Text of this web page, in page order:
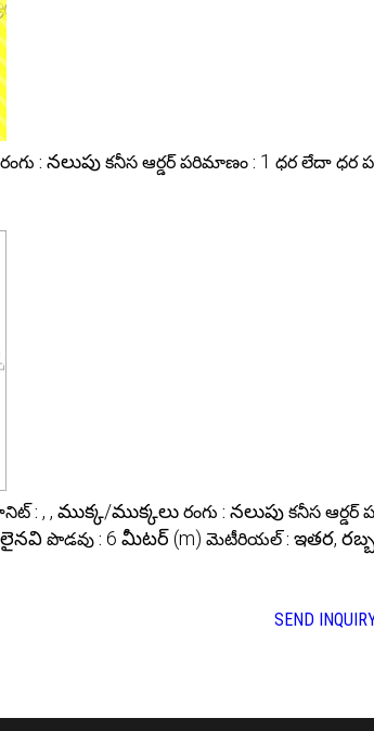
రంగు : నలుపు కనీస ఆర్డర్ పరిమాణం : 1 ధర లేదా ధర
: , , ముక్క/ముక్కలు రంగు : నలుపు కనీస ఆర్డర్
పొడవు : 6 మీటర్ (m) మెటీరియల్ : ఇతర,
SEND